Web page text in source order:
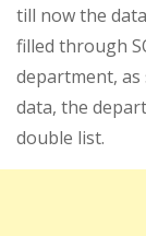
till now the
filled through
department,
data, the
double list.